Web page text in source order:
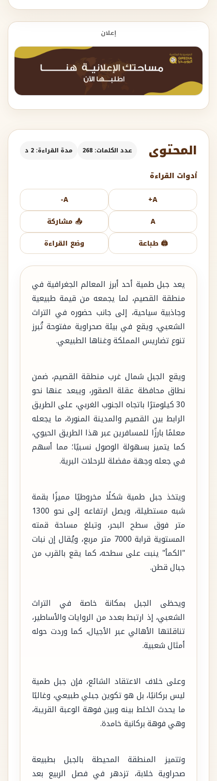
إعلان
المحتوى عدد الكلمات: 268 مدة القراءة: 2 د
أدوات القراءة
A+
A-
A
📤 مشاركة
🖨️ طباعة
وضع القراءة
يعد جبل طمية أحد أبرز المعالم الجغرافية في
منطقة القصيم، لما يجمعه من قيمة طبيعية
وجاذبية سياحية، إلى جانب حضوره في التراث
الشعبي، ويقع في بيئة صحراوية مفتوحة تُبرز
تنوع تضاريس المملكة وغناها الطبيعي.
ويقع الجبل شمال غرب منطقة القصيم، ضمن
نطاق محافظة عقلة الصقور، ويبعد عنها نحو
30 كيلومترًا باتجاه الجنوب الغربي، على الطريق
الرابط بين القصيم والمدينة المنورة، ما يجعله
معلمًا بارزًا للمسافرين عبر هذا الطريق الحيوي،
كما يتميز بسهولة الوصول نسبيًا؛ مما أسهم
في جعله وجهة مفضلة للرحلات البرية.
ويتخذ جبل طمية شكلًا مخروطيًا مميزًا بقمة
شبه مستطيلة، ويصل ارتفاعه إلى نحو 1300
متر فوق سطح البحر، وتبلغ مساحة قمته
المستوية قرابة 7000 متر مربع، ويُقال إن نبات
"الكمأ" ينبت على سطحه، كما يقع بالقرب من
جبال قطن.
ويحظى الجبل بمكانة خاصة في التراث
الشعبي، إذ ارتبط بعدد من الروايات والأساطير،
تناقلتها الأهالي عبر الأجيال، كما وردت حوله
أمثال شعبية.
وعلى خلاف الاعتقاد الشائع، فإن جبل طمية
ليس بركانيًا، بل هو تكوين جبلي طبيعي، وغالبًا
ما يحدث الخلط بينه وبين فوهة الوعبة القريبة،
وهي فوهة بركانية خامدة.
وتتميز المنطقة المحيطة بالجبل بطبيعة
صحراوية خلابة، تزدهر في فصل الربيع بعد